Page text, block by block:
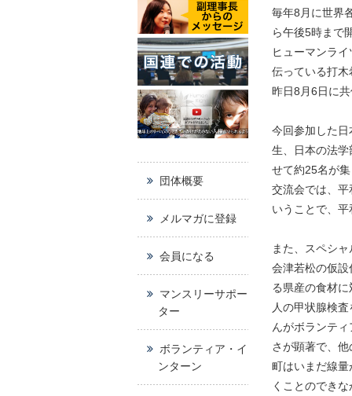
毎年8月に世界
ら午後5時まで
ヒューマンラ
伝っている打
昨日8月6日に
今回参加した
生、日本の法
せて約25名が
交流会では、
いうことで、
また、スペシ
会津若松の仮
る県産の食材
人の甲状腺検
んがボランテ
さが顕著で、
町はいまだ線
くことのでき
団体概要
メルマガに登録
会員になる
マンスリーサポー
ター
ボランティア・イ
ンターン